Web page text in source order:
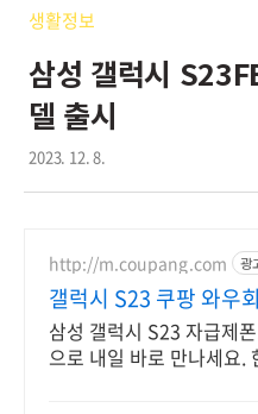
생활정보
삼성 갤럭시
델 출시
2023. 12. 8.
http://m.coupang.com 광
갤럭시 S23 쿠팡 와우
반품
삼성 갤럭시 S23 자급제
으로 내일 바로 만나세요.